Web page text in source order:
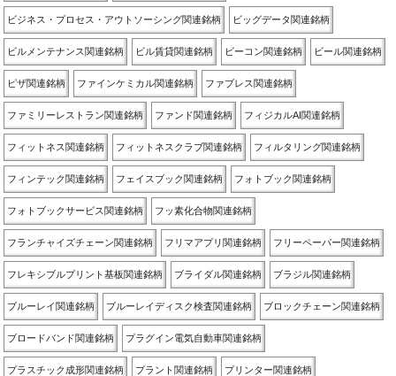
ビジネス・プロセス・アウトソーシング関連銘柄 ビッグデータ関連銘柄
ビルメンテナンス関連銘柄 ビル賃貸関連銘柄 ビーコン関連銘柄 ビール関連銘柄
ピザ関連銘柄 ファインケミカル関連銘柄 ファブレス関連銘柄
ファミリーレストラン関連銘柄 ファンド関連銘柄 フィジカルAI関連銘柄
フィットネス関連銘柄 フィットネスクラブ関連銘柄 フィルタリング関連銘柄
フィンテック関連銘柄 フェイスブック関連銘柄 フォトブック関連銘柄
フォトブックサービス関連銘柄 フッ素化合物関連銘柄
フランチャイズチェーン関連銘柄 フリマアプリ関連銘柄 フリーペーパー関連銘柄
フレキシブルプリント基板関連銘柄 ブライダル関連銘柄 ブラジル関連銘柄
ブルーレイ関連銘柄 ブルーレイディスク検査関連銘柄 ブロックチェーン関連銘柄
ブロードバンド関連銘柄 プラグイン電気自動車関連銘柄
プラスチック成形関連銘柄 プラント関連銘柄 プリンター関連銘柄